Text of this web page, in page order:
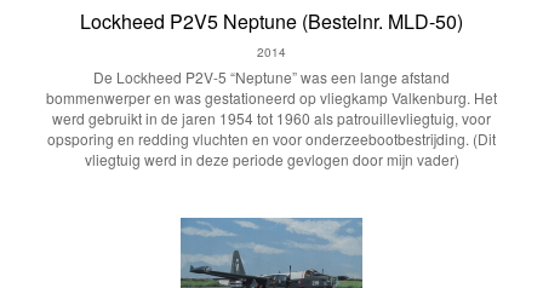
Lockheed P2V5 Neptune (Bestelnr. MLD-50)
2014
De Lockheed P2V-5 “Neptune” was een lange afstand
bommenwerper en was gestationeerd op vliegkamp Valkenburg. Het
werd gebruikt in de jaren 1954 tot 1960 als patrouillevliegtuig, voor
opsporing en redding vluchten en voor onderzeebootbestrijding. (Dit
vliegtuig werd in deze periode gevlogen door mijn vader)